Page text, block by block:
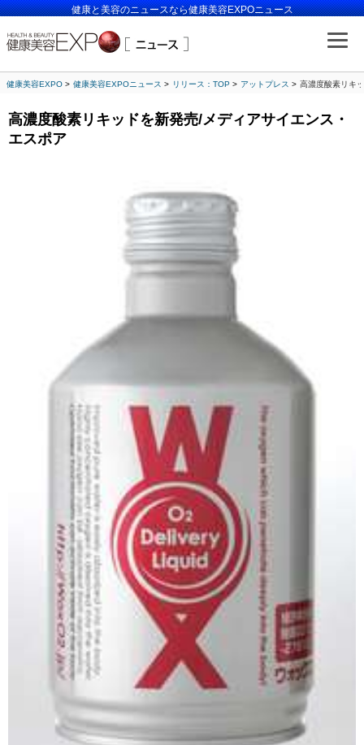
健康と美容のニュースなら健康美容EXPOニュース
健康美容EXPO 健康美容EXPOニュース リリース：TOP アットプレス 高濃度酸素リキ
高濃度酸素リキッドを新発売/メディアサイエンス・
エスポア